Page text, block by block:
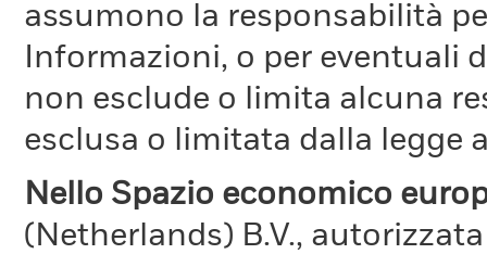
assumono la responsabilità
Informazioni, o per eventuali
non esclude o limita alcuna
esclusa o limitata dalla legge
Nello Spazio economico
(Netherlands) B.V.,